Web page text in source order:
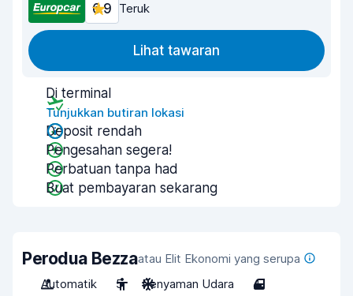
6.9 Teruk
Lihat tawaran
Di terminal
Tunjukkan butiran lokasi
Deposit rendah
Pengesahan segera!
Perbatuan tanpa had
Buat pembayaran sekarang
Perodua Bezzaatau Elit Ekonomi yang serupa
Automatik
5 Penyaman Udara 4